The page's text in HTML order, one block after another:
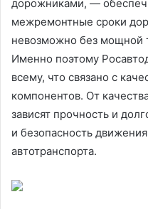
дорожниками, —
межремонтные сроки
невозможно без мощной
Именно поэтому
всему, что связано с
компонентов. От
зависят прочность и
и безопасность
автотранспорта.